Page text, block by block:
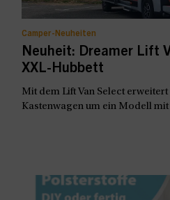
Camper-Neuheiten
Neuheit: Dreamer Lift
XXL-Hubbett
Mit dem Lift Van Select
Kastenwagen um ein Modell mit